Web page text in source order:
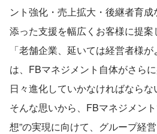
ント強化・売上拡大・後継者育
添った支援を幅広くお客様に提案
「老舗企業、延いては経営者様
は、FBマネジメント自体がさらに
日々進化していかなければならな
そんな思いから、FBマネジメン
想”の実現に向けて、グループ経